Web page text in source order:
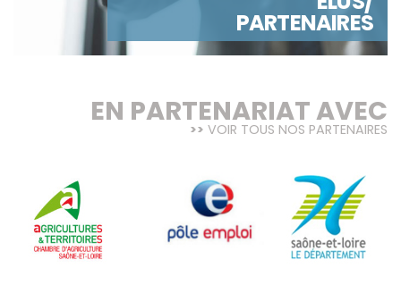
PARTENAIRES
EN PARTENARIAT AVEC
VOIR TOUS NOS PARTENAIRES